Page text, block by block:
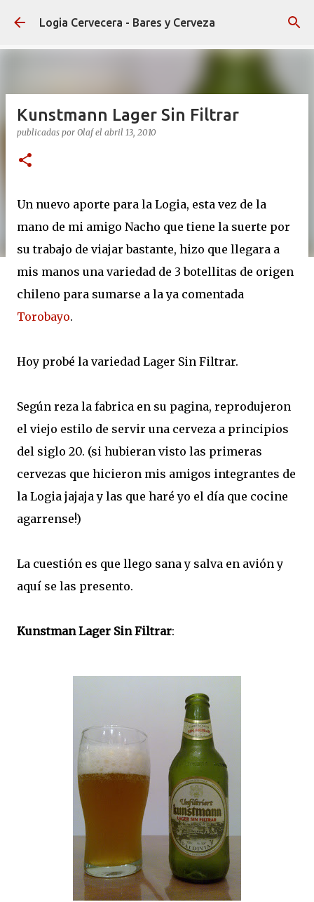
Ir al contenido principal
Logia Cervecera - Bares y Cerveza
Kunstmann Lager Sin Filtrar
publicadas por Olaf el abril 13, 2010
Un nuevo aporte para la Logia, esta vez de la
mano de mi amigo Nacho que tiene la suerte por
su trabajo de viajar bastante, hizo que llegara a
mis manos una variedad de 3 botellitas de origen
chileno para sumarse a la ya comentada
Torobayo.
Hoy probé la variedad Lager Sin Filtrar.
Según reza la fabrica en su pagina, reprodujeron
el viejo estilo de servir una cerveza a principios
del siglo 20. (si hubieran visto las primeras
cervezas que hicieron mis amigos integrantes de
la Logia jajaja y las que haré yo el día que cocine
agarrense!)
La cuestión es que llego sana y salva en avión y
aquí se las presento.
Kunstman Lager Sin Filtrar: